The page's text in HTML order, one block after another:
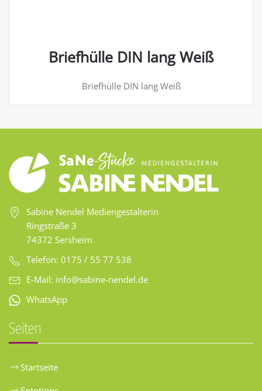
Briefhülle DIN lang Weiß
Briefhülle DIN lang Weiß
Sabine Nendel Mediengestalterin
Ringstraße 3
74372 Sersheim
Telefon: 0175 / 55 77 538
E-Mail: info@sabine-nendel.de
WhatsApp
Seiten
Startseite